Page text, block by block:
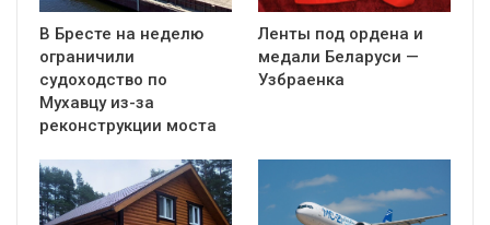
В Бресте на неделю
ограничили
судоходство по
Мухавцу из-за
реконструкции моста
Ленты под ордена и
медали Беларуси —
Узбраенка